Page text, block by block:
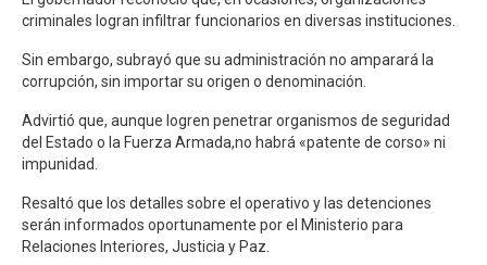
criminales logran infiltrar funcionarios en diversas instituciones.
Sin embargo, subrayó que su administración no amparará la
corrupción, sin importar su origen o denominación.
Advirtió que, aunque logren penetrar organismos de seguridad
del Estado o la Fuerza Armada,no habrá «patente de corso» ni
impunidad.
Resaltó que los detalles sobre el operativo y las detenciones
serán informados oportunamente por el Ministerio para
Relaciones Interiores, Justicia y Paz.